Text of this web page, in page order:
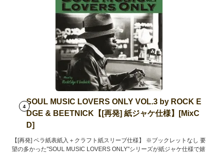
4
SOUL MUSIC LOVERS ONLY VOL.3 by ROCK E
DGE & BEETNICK【[再発] 紙ジャケ仕様】[MixC
D]
【[再発] ペラ紙表紙入＋クラフト紙スリーブ仕様】 ※ブックレットなし 要
望の多かった"SOUL MUSIC LOVERS ONLY"シリーズが紙ジャケ仕様で嬉